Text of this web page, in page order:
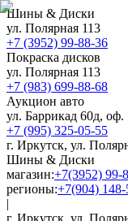
Шины & Диски
ул. Полярная 113
+7 (3952) 99-88-36
Покраска дисков
ул. Полярная 113
+7 (983) 699-88-68
Аукцион авто
ул. Баррикад 60д, оф.
+7 (995) 325-05-55
г. Иркутск, ул.
Шины & Диски
магазин:+7(3952) 99-
регионы:+7(904) 148-
|
г. Иркутск, ул.